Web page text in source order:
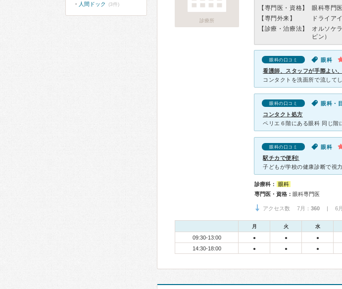
診療所
【専門医・資格】
眼科専門医
【専門外来】
ドライア
【診療・治療法】
オルソケ
ピン）
眼科の口コミ 眼科
看護師、スタッフが手際よい
眼科の口コミ 眼科・
コンタクト処方
眼科の口コミ 眼科
駅チカで便利!
診療科：
眼科
専門医・資格： 眼科専門医
アクセス数 7月： 360 | 6月
月 火 水
09:30-13:00 ● ● ●
14:30-18:00 ● ● ●
人間ドック (3件)